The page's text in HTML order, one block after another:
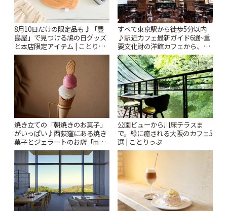
8月10日だけの限定品も♪「豊
島屋」で見つける鳩の日グッズ
と本店限定アイテム | ことりっ
ぷ
すべて東京駅から徒歩5分以内
♪駅近カフェ最新ガイド6選~重
要文化財の洋館カフェから、改
札すぐのレトロ喫茶まで~ | こと
りっぷ
焼き立ての「朝焼きのお菓子」
がいっぱい♪西荻窪にある焼き
菓子とジェラートのお店「mUni
(ムニ)」 | ことりっぷ
公園ビューから川床テラスま
で。緑に癒される大阪のカフェ5
選 | ことりっぷ